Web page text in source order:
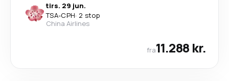
tirs. 29 jun.
TSA-CPH· 2 stop
China Airlines
fra11.288 kr.